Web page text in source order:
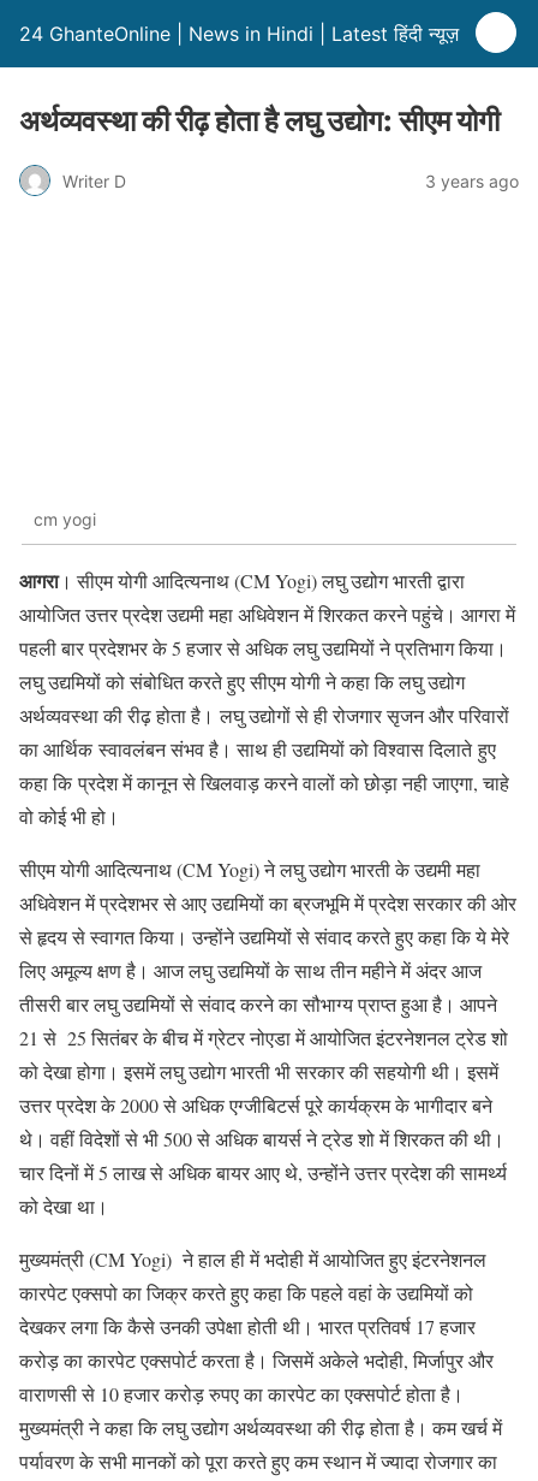
24 GhanteOnline | News in Hindi | Latest हिंदी न्यूज़
अर्थव्यवस्था की रीढ़ होता है लघु उद्योग: सीएम योगी
Writer D 3 years ago
cm yogi
आगरा। सीएम योगी आदित्यनाथ (CM Yogi) लघु उद्योग भारती द्वारा
आयोजित उत्तर प्रदेश उद्यमी महा अधिवेशन में शिरकत करने पहुंचे। आगरा में
पहली बार प्रदेशभर के 5 हजार से अधिक लघु उद्यमियों ने प्रतिभाग किया।
लघु उद्यमियों को संबोधित करते हुए सीएम योगी ने कहा कि लघु उद्योग
अर्थव्यवस्था की रीढ़ होता है। लघु उद्योगों से ही रोजगार सृजन और परिवारों
का आर्थिक स्वावलंबन संभव है। साथ ही उद्यमियों को विश्वास दिलाते हुए
कहा कि प्रदेश में कानून से खिलवाड़ करने वालों को छोड़ा नही जाएगा, चाहे
वो कोई भी हो।
सीएम योगी आदित्यनाथ (CM Yogi) ने लघु उद्योग भारती के उद्यमी महा
अधिवेशन में प्रदेशभर से आए उद्यमियों का ब्रजभूमि में प्रदेश सरकार की ओर
से हृदय से स्वागत किया। उन्होंने उद्यमियों से संवाद करते हुए कहा कि ये मेरे
लिए अमूल्य क्षण है। आज लघु उद्यमियों के साथ तीन महीने में अंदर आज
तीसरी बार लघु उद्यमियों से संवाद करने का सौभाग्य प्राप्त हुआ है। आपने
21 से 25 सितंबर के बीच में ग्रेटर नोएडा में आयोजित इंटरनेशनल ट्रेड शो
को देखा होगा। इसमें लघु उद्योग भारती भी सरकार की सहयोगी थी। इसमें
उत्तर प्रदेश के 2000 से अधिक एग्जीबिटर्स पूरे कार्यक्रम के भागीदार बने
थे। वहीं विदेशों से भी 500 से अधिक बायर्स ने ट्रेड शो में शिरकत की थी।
चार दिनों में 5 लाख से अधिक बायर आए थे, उन्होंने उत्तर प्रदेश की सामर्थ्य
को देखा था।
मुख्यमंत्री (CM Yogi) ने हाल ही में भदोही में आयोजित हुए इंटरनेशनल
कारपेट एक्सपो का जिक्र करते हुए कहा कि पहले वहां के उद्यमियों को
देखकर लगा कि कैसे उनकी उपेक्षा होती थी। भारत प्रतिवर्ष 17 हजार
करोड़ का कारपेट एक्सपोर्ट करता है। जिसमें अकेले भदोही, मिर्जापुर और
वाराणसी से 10 हजार करोड़ रुपए का कारपेट का एक्सपोर्ट होता है।
मुख्यमंत्री ने कहा कि लघु उद्योग अर्थव्यवस्था की रीढ़ होता है। कम खर्च में
पर्यावरण के सभी मानकों को पूरा करते हुए कम स्थान में ज्यादा रोजगार का